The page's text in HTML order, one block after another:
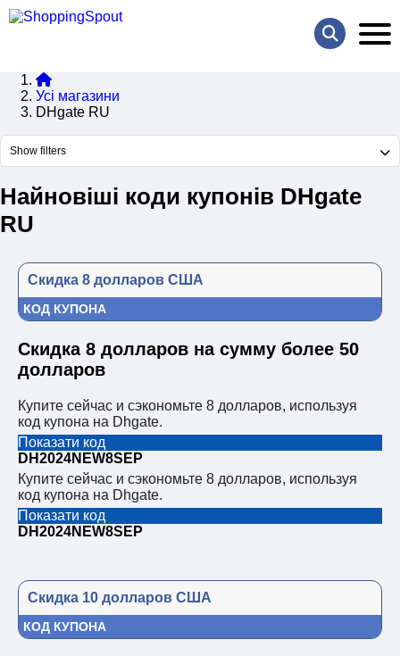
Усі магазини
DHgate RU
Show filters
Найновіші коди купонів DHgate
RU
Скидка 8 долларов США
КОД КУПОНА
Скидка 8 долларов на сумму более 50
долларов
Купите сейчас и сэкономьте 8 долларов, используя
код купона на Dhgate.
Показати код
DH2024NEW8SEP
Купите сейчас и сэкономьте 8 долларов, используя
код купона на Dhgate.
Показати код
DH2024NEW8SEP
Скидка 10 долларов США
КОД КУПОНА